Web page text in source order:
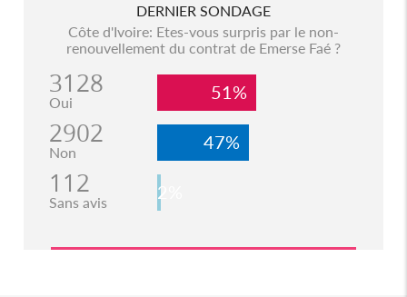
DERNIER SONDAGE
Côte d'Ivoire: Etes-vous surpris par le non-
renouvellement du contrat de Emerse Faé ?
3128
Oui 51%
2902
Non 47%
112
Sans avis 2%